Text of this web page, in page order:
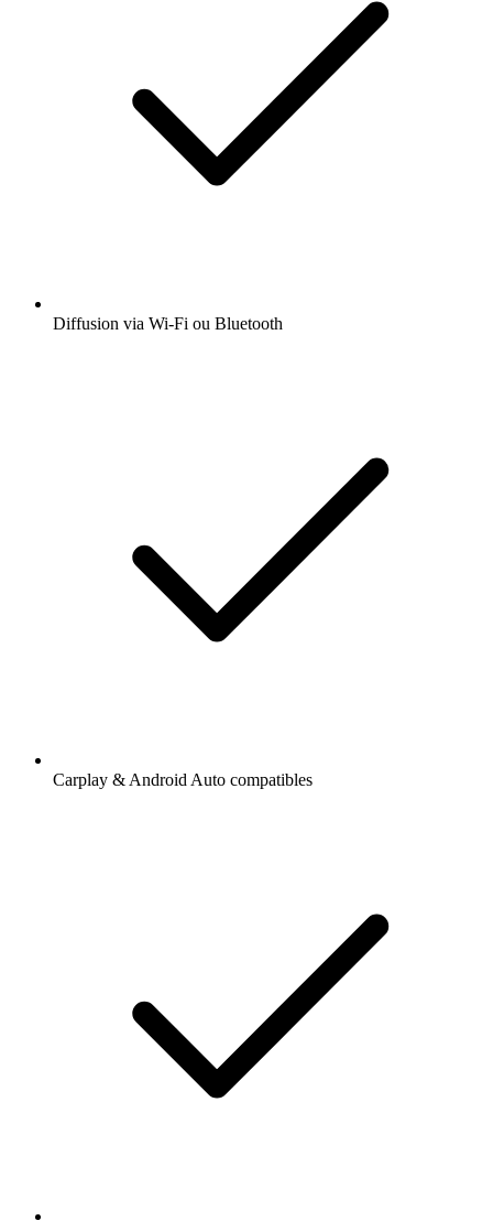
Diffusion via Wi-Fi ou Bluetooth
Carplay & Android Auto compatibles